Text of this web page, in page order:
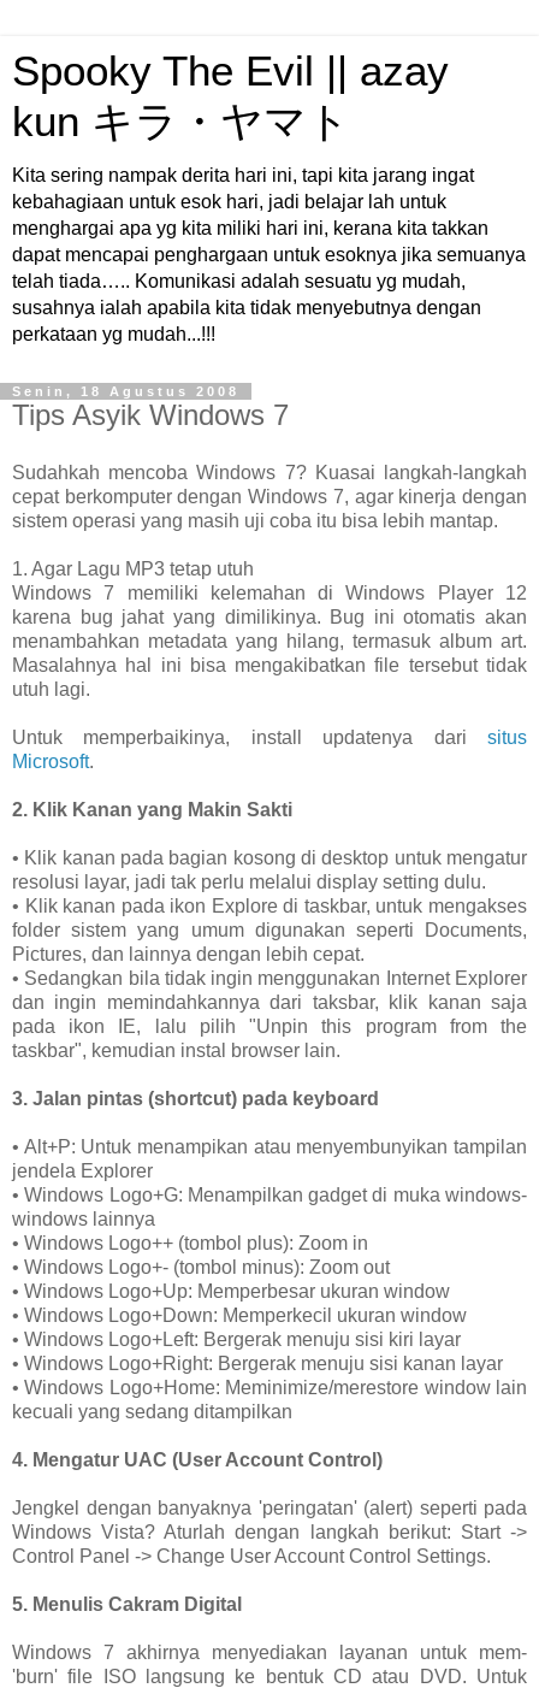
Spooky The Evil || azay
kun キラ・ヤマト
Kita sering nampak derita hari ini, tapi kita jarang ingat
kebahagiaan untuk esok hari, jadi belajar lah untuk
menghargai apa yg kita miliki hari ini, kerana kita takkan
dapat mencapai penghargaan untuk esoknya jika semuanya
telah tiada….. Komunikasi adalah sesuatu yg mudah,
susahnya ialah apabila kita tidak menyebutnya dengan
perkataan yg mudah...!!!
Senin, 18 Agustus 2008
Tips Asyik Windows 7
Sudahkah mencoba Windows 7? Kuasai langkah-langkah
cepat berkomputer dengan Windows 7, agar kinerja dengan
sistem operasi yang masih uji coba itu bisa lebih mantap.
1. Agar Lagu MP3 tetap utuh
Windows 7 memiliki kelemahan di Windows Player 12
karena bug jahat yang dimilikinya. Bug ini otomatis akan
menambahkan metadata yang hilang, termasuk album art.
Masalahnya hal ini bisa mengakibatkan file tersebut tidak
utuh lagi.
Untuk memperbaikinya, install updatenya dari situs
Microsoft.
2. Klik Kanan yang Makin Sakti
• Klik kanan pada bagian kosong di desktop untuk mengatur
resolusi layar, jadi tak perlu melalui display setting dulu.
• Klik kanan pada ikon Explore di taskbar, untuk mengakses
folder sistem yang umum digunakan seperti Documents,
Pictures, dan lainnya dengan lebih cepat.
• Sedangkan bila tidak ingin menggunakan Internet Explorer
dan ingin memindahkannya dari taksbar, klik kanan saja
pada ikon IE, lalu pilih "Unpin this program from the
taskbar", kemudian instal browser lain.
3. Jalan pintas (shortcut) pada keyboard
• Alt+P: Untuk menampikan atau menyembunyikan tampilan
jendela Explorer
• Windows Logo+G: Menampilkan gadget di muka windows-
windows lainnya
• Windows Logo++ (tombol plus): Zoom in
• Windows Logo+- (tombol minus): Zoom out
• Windows Logo+Up: Memperbesar ukuran window
• Windows Logo+Down: Memperkecil ukuran window
• Windows Logo+Left: Bergerak menuju sisi kiri layar
• Windows Logo+Right: Bergerak menuju sisi kanan layar
• Windows Logo+Home: Meminimize/merestore window lain
kecuali yang sedang ditampilkan
4. Mengatur UAC (User Account Control)
Jengkel dengan banyaknya 'peringatan' (alert) seperti pada
Windows Vista? Aturlah dengan langkah berikut: Start ->
Control Panel -> Change User Account Control Settings.
5. Menulis Cakram Digital
Windows 7 akhirnya menyediakan layanan untuk mem-
'burn' file ISO langsung ke bentuk CD atau DVD. Untuk